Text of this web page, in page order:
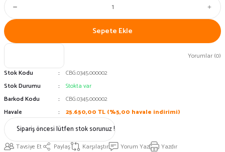
Yorumlar (0)
Stok Kodu
CBG.0345.000002
Stok Durumu
Stokta var
Barkod Kodu
CBG.0345.000002
Havale
25.650,00 TL (%5,00 havale indirimi)
Sepete Ekle
Sipariş öncesi lütfen stok sorunuz !
Tavsiye Et Paylaş Karşılaştır Yorum Yaz Yazdır